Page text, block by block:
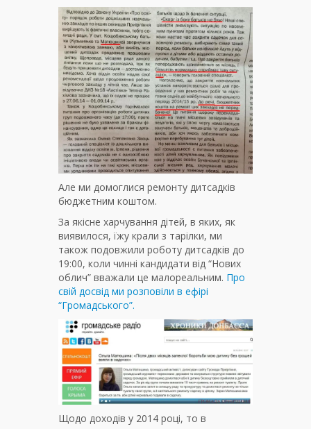
Але ми домоглися ремонту дитсадків
бюджетним коштом.
За якісне харчування дітей, в яких, як
виявилося, їжу крали з тарілки, ми
також подовжили роботу дитсадків до
19:00, коли чинні кандидати від “Нових
облич” вважали це малореальним. Про
свій досвід ми розповіли в ефірі
“Громадського”.
Щодо доходів у 2014 році, то в